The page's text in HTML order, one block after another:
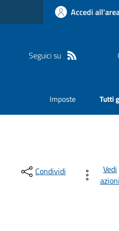
Accedi
Seguici su
Imposte Tutti
Condividi
Vedi
azioni